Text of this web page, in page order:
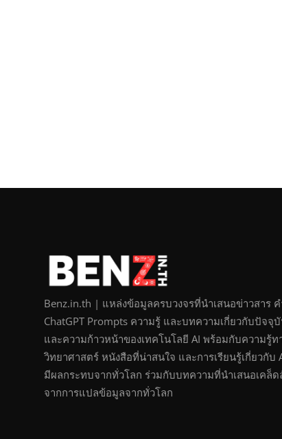
Benz.in.th | แหล่งข้อมูลครบวงจรที่นำเสนอข่าวสาร ค
ChatGPT Prompts ความรู้ และบทความเกี่ยวกับปัจจุ
และความก้าวหน้าของเทคโนโลยี AI พร้อมกับความรู้ท
วิทยาศาสตร์ หนังสือที่น่าสนใจ และการเรียนรู้เกี่ยวกับ
มีผลกระทบจากทั่วโลก ร่วมกับบทความที่นำเสนอเคล็ด
จากการแปลข้อมูลจากทั่วโลก